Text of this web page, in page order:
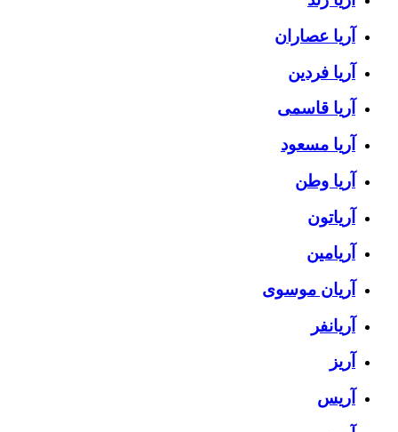
آریا عصاران
آریا فردین
آریا قاسمی
آریا مسعود
آریا وطن
آریاتون
آریامین
آریان موسوی
آریانفر
آریز
آریس